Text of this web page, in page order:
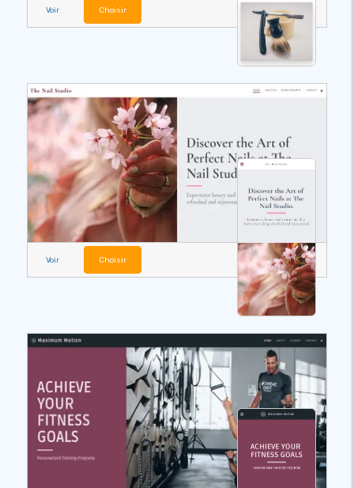
Voir Choisir
Voir Choisir